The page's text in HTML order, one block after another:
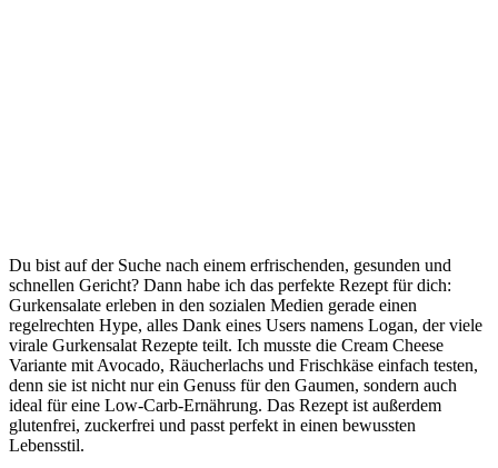
Du bist auf der Suche nach einem erfrischenden, gesunden und
schnellen Gericht? Dann habe ich das perfekte Rezept für dich:
Gurkensalate erleben in den sozialen Medien gerade einen
regelrechten Hype, alles Dank eines Users namens Logan, der viele
virale Gurkensalat Rezepte teilt. Ich musste die Cream Cheese
Variante mit Avocado, Räucherlachs und Frischkäse einfach testen,
denn sie ist nicht nur ein Genuss für den Gaumen, sondern auch
ideal für eine Low-Carb-Ernährung. Das Rezept ist außerdem
glutenfrei, zuckerfrei und passt perfekt in einen bewussten
Lebensstil.